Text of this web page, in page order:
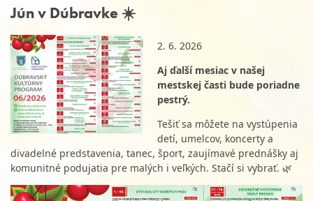
Jún v Dúbravke ☀️
2. 6. 2026
Aj ďalší mesiac v našej
mestskej časti bude poriadne
pestrý.
Tešiť sa môžete na vystúpenia
detí, umelcov, koncerty a
divadelné predstavenia, tanec, šport, zaujímavé prednášky aj
komunitné podujatia pre malých i veľkých. Stačí si vybrať. 🌿